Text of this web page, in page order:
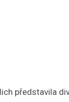
představila